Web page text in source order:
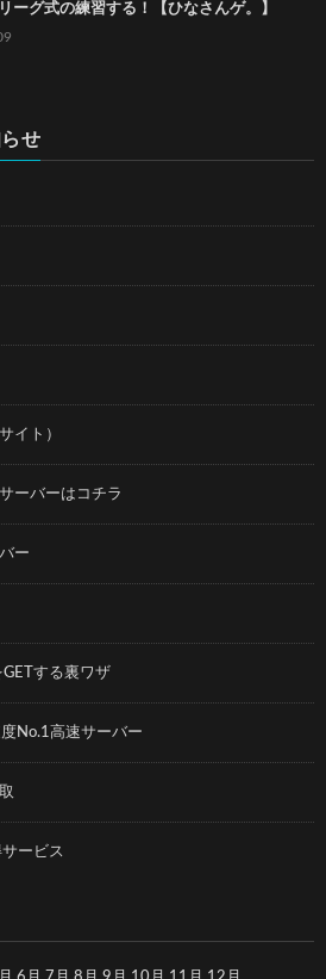
ーグ式の練習する！【ひなさんゲ。】
せ
イト）
ーバーはコチラ
ー
GETする裏ワザ
度No.1高速サーバー
サービス